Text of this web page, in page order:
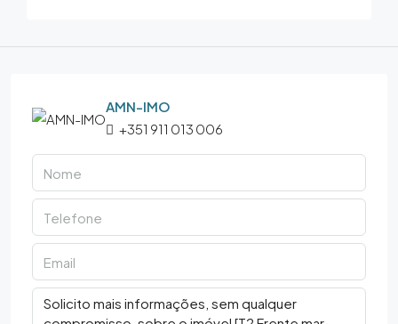
AMN-IMO
+351 911 013 006